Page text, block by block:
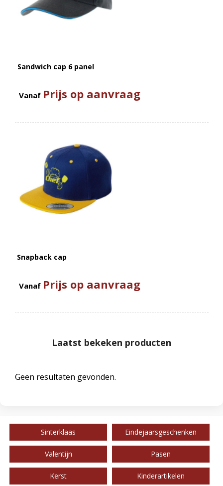
Sandwich cap 6 panel
Vanaf Prijs op aanvraag
Snapback cap
Vanaf Prijs op aanvraag
Laatst bekeken producten
Geen resultaten gevonden.
Sinterklaas Eindejaarsgeschenken
Valentijn Pasen
Kerst Kinderartikelen